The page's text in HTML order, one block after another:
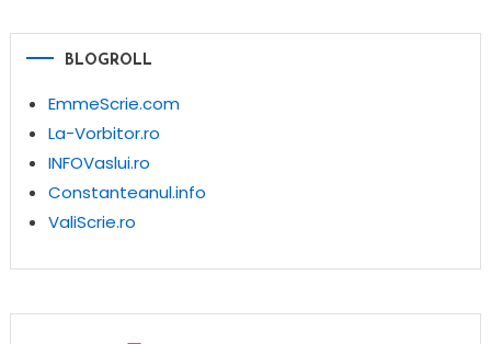
BLOGROLL
EmmeScrie.com
La-Vorbitor.ro
INFOVaslui.ro
Constanteanul.info
ValiScrie.ro